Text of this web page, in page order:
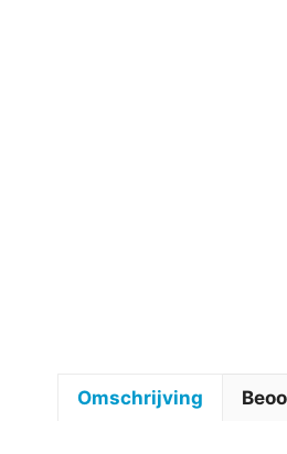
Omschrijving